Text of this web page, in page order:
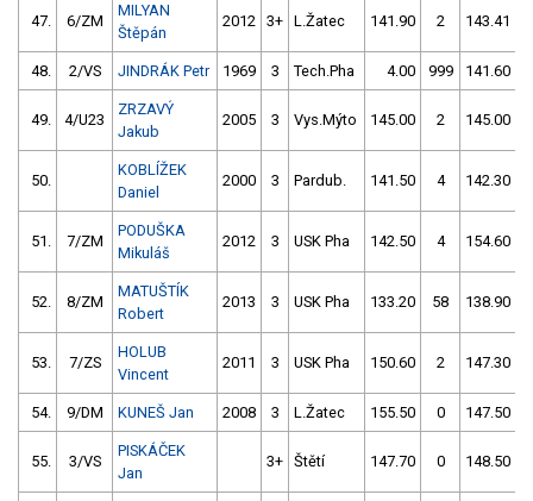
47. 6/ZM
MILYAN
Štěpán
2012 3+ L.Žatec 141.90 2 143.41
48. 2/VS JINDRÁK Petr 1969 3 Tech.Pha 4.00 999 141.60
49. 4/U23
ZRZAVÝ
Jakub
2005 3 Vys.Mýto 145.00 2 145.00
50.
KOBLÍŽEK
Daniel
2000 3 Pardub. 141.50 4 142.30
51. 7/ZM
PODUŠKA
Mikuláš
2012 3 USK Pha 142.50 4 154.60
52. 8/ZM
MATUŠTÍK
Robert
2013 3 USK Pha 133.20 58 138.90
53. 7/ZS
HOLUB
Vincent
2011 3 USK Pha 150.60 2 147.30
54. 9/DM KUNEŠ Jan 2008 3 L.Žatec 155.50 0 147.50
55. 3/VS
PISKÁČEK
Jan
3+ Štětí 147.70 0 148.50